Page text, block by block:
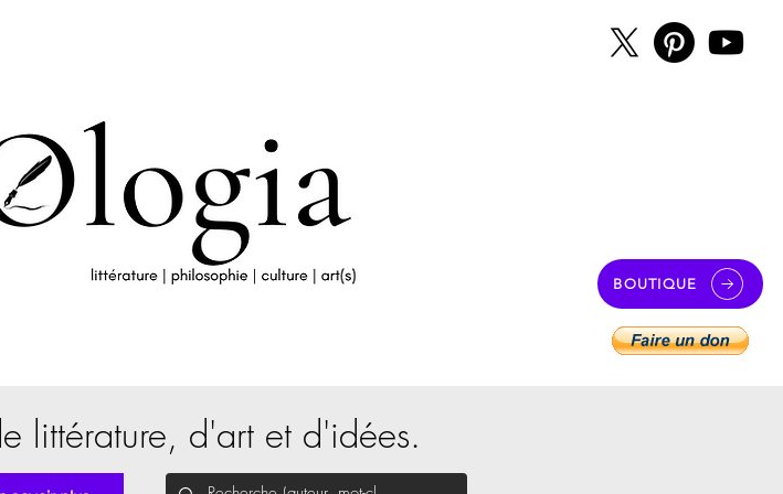
BOUTIQUE
littérature, d'art et d'idées.